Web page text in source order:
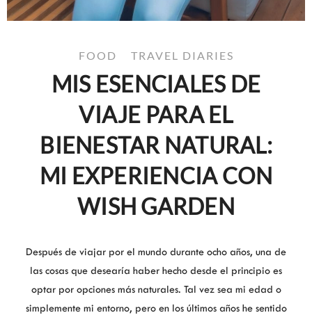
FOOD TRAVEL DIARIES
MIS ESENCIALES DE
VIAJE PARA EL
BIENESTAR NATURAL:
MI EXPERIENCIA CON
WISH GARDEN
Después de viajar por el mundo durante ocho años, una de
las cosas que desearía haber hecho desde el principio es
optar por opciones más naturales. Tal vez sea mi edad o
simplemente mi entorno, pero en los últimos años he sentido